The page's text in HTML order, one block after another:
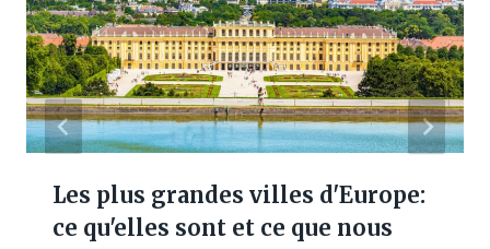
Les plus grandes villes d'Europe:
ce qu'elles sont et ce que nous